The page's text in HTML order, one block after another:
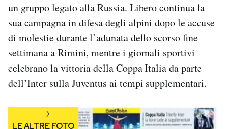
Regala il Post
Hai bisogno di aiuto?
Esci
un gruppo legato alla Russia. Libero continua la
sua campagna in difesa degli alpini dopo le accuse
di molestie durante l’adunata dello scorso fine
settimana a Rimini, mentre i giornali sportivi
celebrano la vittoria della Coppa Italia da parte
dell’Inter sulla Juventus ai tempi supplementari.